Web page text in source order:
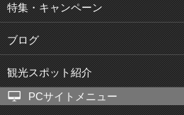
特集・キャンペーン
ブログ
観光スポット紹介
PCサイトメニュー